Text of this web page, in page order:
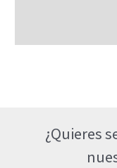
¿Quieres